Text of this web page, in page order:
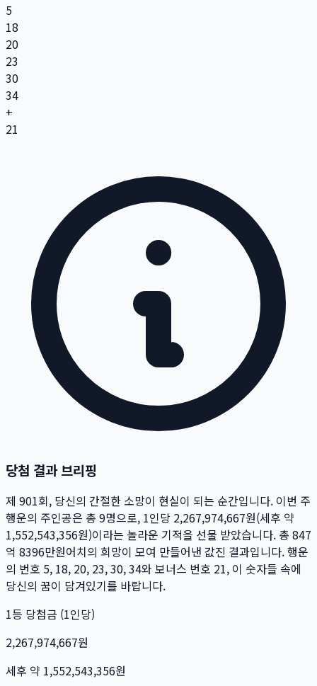
5
18
20
23
30
34
+
21
당첨 결과 브리핑
제 901회, 당신의 간절한 소망이 현실이 되는 순간입니다. 이번 주
행운의 주인공은 총 9명으로, 1인당 2,267,974,667원(세후 약
1,552,543,356원)이라는 놀라운 기적을 선물 받았습니다. 총 847
억 8396만원어치의 희망이 모여 만들어낸 값진 결과입니다. 행운
의 번호 5, 18, 20, 23, 30, 34와 보너스 번호 21, 이 숫자들 속에
당신의 꿈이 담겨있기를 바랍니다.
1등 당첨금 (1인당)
2,267,974,667원
세후 약 1,552,543,356원